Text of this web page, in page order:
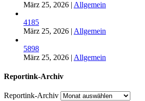
März 25, 2026 | Allgemein
4185
März 25, 2026 | Allgemein
5898
März 25, 2026 | Allgemein
Reportink-Archiv
Reportink-Archiv